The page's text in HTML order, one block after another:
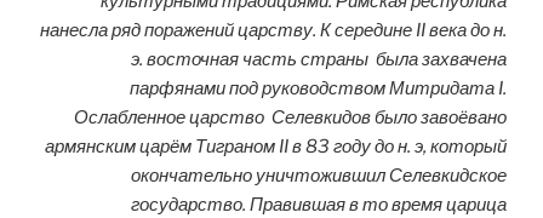
нанесла ряд поражений царству. К середине II века до н.
э. восточная часть страны была захвачена
парфянами под руководством Митридата I.
Ослабленное царство Селевкидов было завоёвано
армянским царём Тиграном II в 83 году до н. э, который
окончательно уничтожившил Селевкидское
государство. Правившая в то время царица